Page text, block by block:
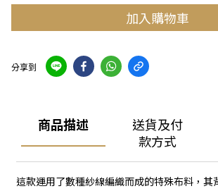
加入購物車
分享到
商品描述
送貨及付
款方式
這款運用了數種紗線編織而成的特殊布料，其